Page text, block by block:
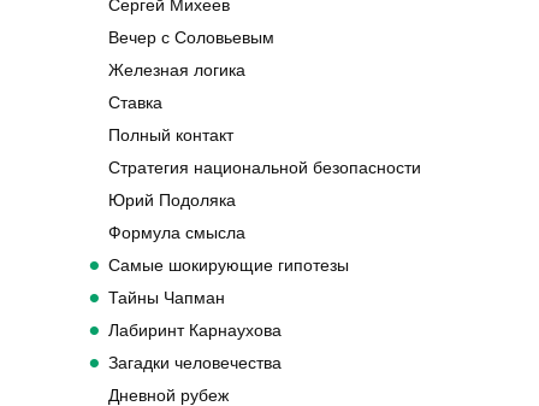
Сергей Михеев
Вечер с Соловьевым
Железная логика
Ставка
Полный контакт
Стратегия национальной безопасности
Юрий Подоляка
Формула смысла
Самые шокирующие гипотезы
Тайны Чапман
Лабиринт Карнаухова
Загадки человечества
Дневной рубеж